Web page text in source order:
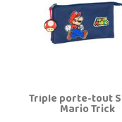
Triple porte-tout
Mario Trick